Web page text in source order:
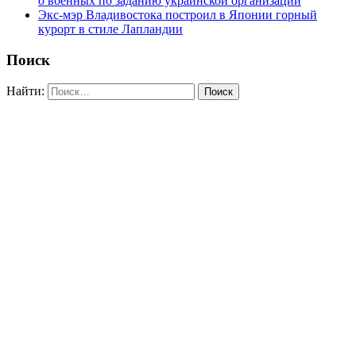
Экс-мэр Владивостока построил в Японии горный
курорт в стиле Лапландии
Поиск
Найти: